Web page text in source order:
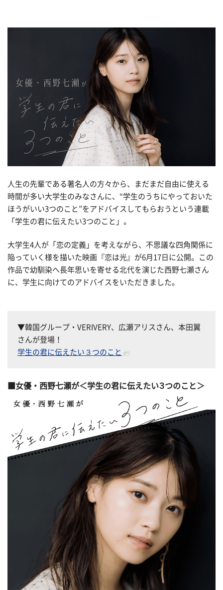
人生の先輩である著名人の方々から、まだまだ自由に使える
時間が多い大学生のみなさんに、“学生のうちにやっておいた
ほうがいい3つのこと”をアドバイスしてもらおうという連載
「学生の君に伝えたい3つのこと」。
大学生4人が「恋の定義」を考えながら、不思議な四角関係に
陥っていく様を描いた映画『恋は光』が6月17日に公開。この
作品で幼馴染へ長年思いを寄せる北代を演じた西野七瀬さん
に、学生に向けてのアドバイスをいただきました。
▼韓国グループ・VERIVERY、広瀬アリスさん、本田翼
さんが登場！
学生の君に伝えたい３つのこと
女優・西野七瀬が＜学生の君に伝えたい３つのこと＞